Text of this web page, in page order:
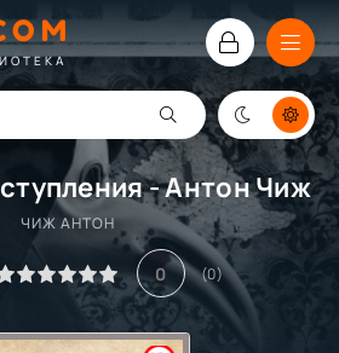
- Антон Чиж
ЧИЖ АНТОН
0 (0)